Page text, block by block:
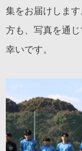
集をお届けしま
方も、写真を通
幸いです。